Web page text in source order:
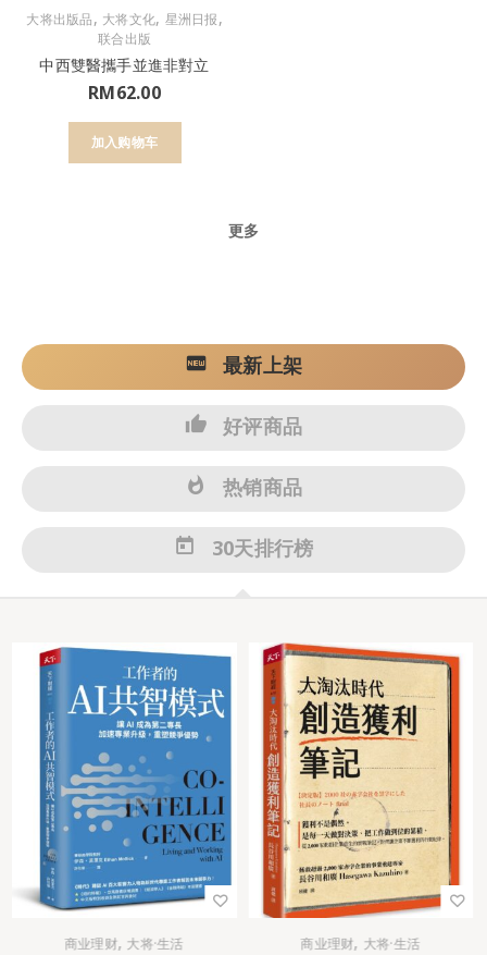
大将出版品, 大将文化, 星洲日报,
联合出版
中西雙醫攜手並進非對立
RM62.00
加入购物车
更多
最新上架
好评商品
热销商品
30天排行榜
商业理财, 大将·生活 商业理财, 大将·生活